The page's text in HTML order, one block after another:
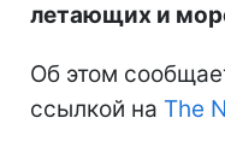
летающих и
Об этом
ссылкой на The